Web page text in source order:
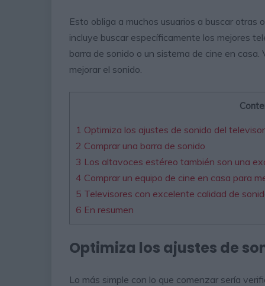
Esto obliga a muchos usuarios a buscar otras
incluye buscar específicamente los mejores
barra de sonido o un sistema de cine en
mejorar el sonido.
1 Optimiza los ajustes de sonido del televisor
2 Comprar una barra de sonido
3 Los altavoces estéreo también son una
4 Comprar un equipo de cine en casa para
5 Televisores con excelente calidad de
6 En resumen
Optimiza los ajustes de
Lo más simple con lo que comenzar sería